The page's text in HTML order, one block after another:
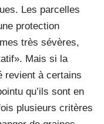
Les parcelles
protection
très sévères,
Mais si la
revient à certains
qu’ils sont en
plusieurs critères